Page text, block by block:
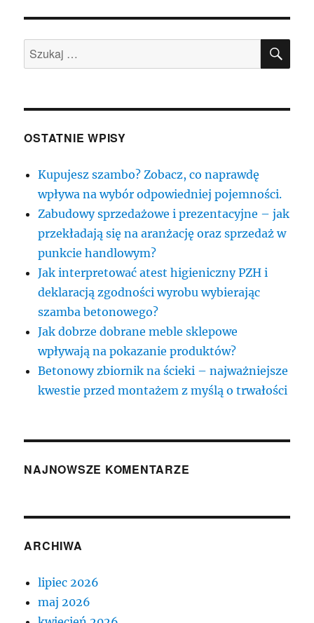
Szukaj:
OSTATNIE WPISY
Kupujesz szambo? Zobacz, co naprawdę
wpływa na wybór odpowiedniej pojemności.
Zabudowy sprzedażowe i prezentacyjne – jak
przekładają się na aranżację oraz sprzedaż w
punkcie handlowym?
Jak interpretować atest higieniczny PZH i
deklaracją zgodności wyrobu wybierając
szamba betonowego?
Jak dobrze dobrane meble sklepowe
wpływają na pokazanie produktów?
Betonowy zbiornik na ścieki – najważniejsze
kwestie przed montażem z myślą o trwałości
NAJNOWSZE KOMENTARZE
ARCHIWA
lipiec 2026
maj 2026